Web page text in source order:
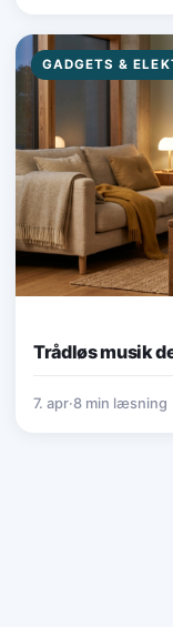
Trådløs musik
7. apr·8 min læsning